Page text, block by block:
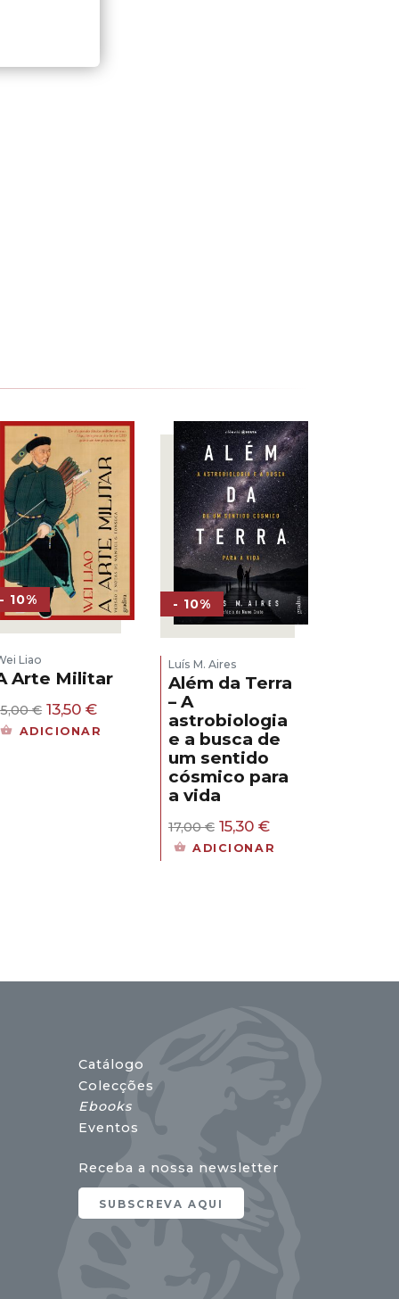
- 10%
Liao
Arte Militar
€ O
preço
13,50€O
preço
ADICIONAR
- 10%
Luís M. Aires
Além da Terra
– A
astrobiologia
e a busca de
um sentido
cósmico para
a vida
17,00€ O
preço
15,30 €O
preço
ADICIONAR
Catálogo
Colecções
Ebooks
Eventos
Receba a nossa newsletter
SUBSCREVA AQUI